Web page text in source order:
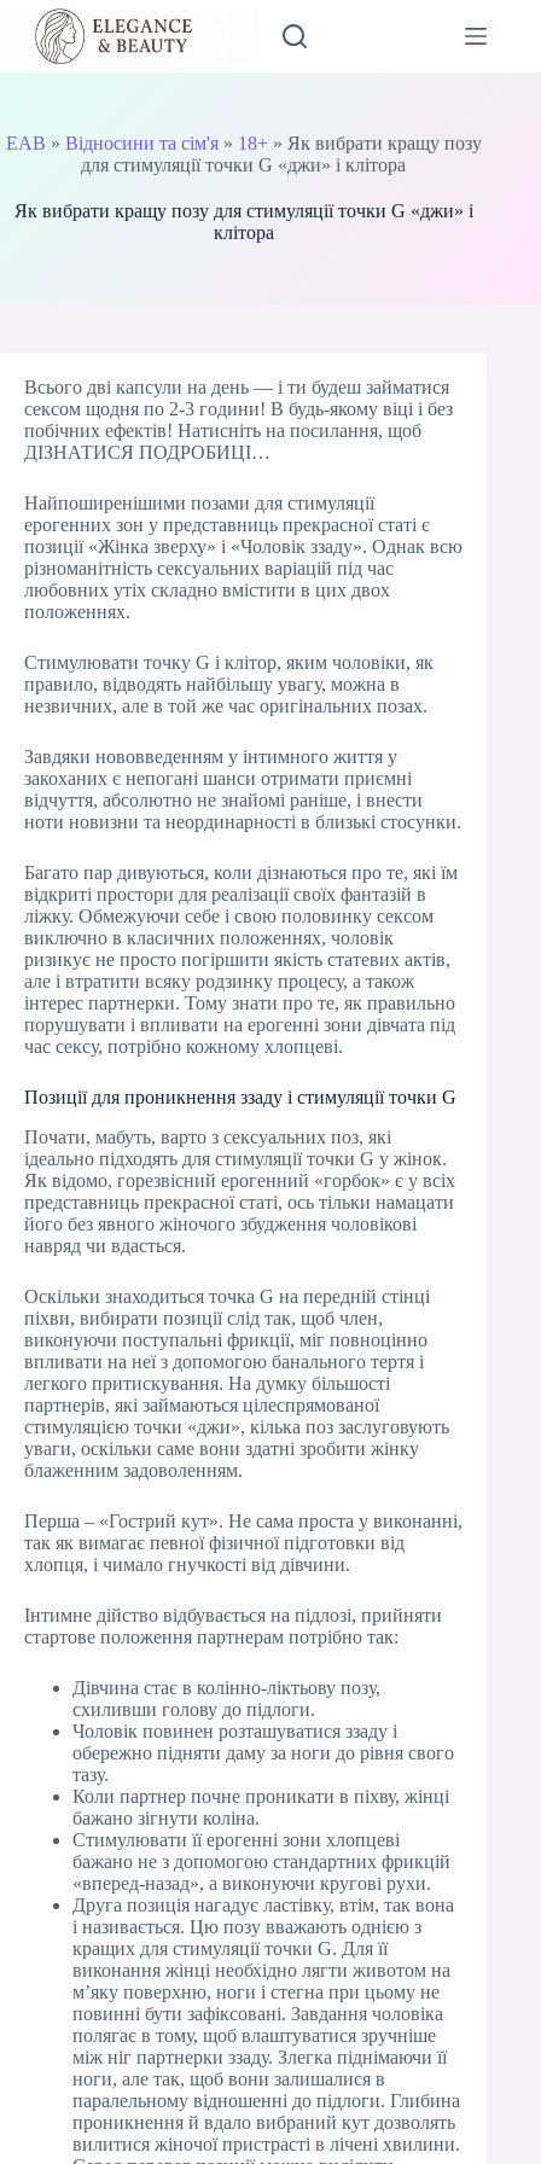
Перейти
вмісту
EAB » Відносини та сім'я» 18+» Як вибрати кращу позу
для стимуляції точки G «джи» і клітора
Як вибрати кращу позу для стимуляції точки G «джи» і
клітора
Всього дві капсули на день — і ти будеш займатися
сексом щодня по 2-3 години! В будь-якому віці і без
побічних ефектів! Натисніть на посилання, щоб
ДІЗНАТИСЯ ПОДРОБИЦІ…
Найпоширенішими позами для стимуляції
ерогенних зон у представниць прекрасної статі є
позиції «Жінка зверху» і «Чоловік ззаду». Однак всю
різноманітність сексуальних варіацій під час
любовних утіх складно вмістити в цих двох
положеннях.
Стимулювати точку G і клітор, яким чоловіки, як
правило, відводять найбільшу увагу, можна в
незвичних, але в той же час оригінальних позах.
Завдяки нововведенням у інтимного життя у
закоханих є непогані шанси отримати приємні
відчуття, абсолютно не знайомі раніше, і внести
ноти новизни та неординарності в близькі стосунки.
Багато пар дивуються, коли дізнаються про те, які їм
відкриті простори для реалізації своїх фантазій в
ліжку. Обмежуючи себе і свою половинку сексом
виключно в класичних положеннях, чоловік
ризикує не просто погіршити якість статевих актів,
але і втратити всяку родзинку процесу, а також
інтерес партнерки. Тому знати про те, як правильно
порушувати і впливати на ерогенні зони дівчата під
час сексу, потрібно кожному хлопцеві.
Позиції для проникнення ззаду і стимуляції точки G
Почати, мабуть, варто з сексуальних поз, які
ідеально підходять для стимуляції точки G у жінок.
Як відомо, горезвісний ерогенний «горбок» є у всіх
представниць прекрасної статі, ось тільки намацати
його без явного жіночого збудження чоловікові
навряд чи вдасться.
Оскільки знаходиться точка G на передній стінці
піхви, вибирати позиції слід так, щоб член,
виконуючи поступальні фрикції, міг повноцінно
впливати на неї з допомогою банального тертя і
легкого притискування. На думку більшості
партнерів, які займаються цілеспрямованої
стимуляцією точки «джи», кілька поз заслуговують
уваги, оскільки саме вони здатні зробити жінку
блаженним задоволенням.
Перша – «Гострий кут». Не сама проста у виконанні,
так як вимагає певної фізичної підготовки від
хлопця, і чимало гнучкості від дівчини.
Інтимне дійство відбувається на підлозі, прийняти
стартове положення партнерам потрібно так:
Дівчина стає в колінно-ліктьову позу,
схиливши голову до підлоги.
Чоловік повинен розташуватися ззаду і
обережно підняти даму за ноги до рівня свого
тазу.
Коли партнер почне проникати в піхву, жінці
бажано зігнути коліна.
Стимулювати її ерогенні зони хлопцеві
бажано не з допомогою стандартних фрикцій
«вперед-назад», а виконуючи кругові рухи.
Друга позиція нагадує ластівку, втім, так вона
і називається. Цю позу вважають однією з
кращих для стимуляції точки G. Для її
виконання жінці необхідно лягти животом на
м’яку поверхню, ноги і стегна при цьому не
повинні бути зафіксовані. Завдання чоловіка
полягає в тому, щоб влаштуватися зручніше
між ніг партнерки ззаду. Злегка піднімаючи її
ноги, але так, щоб вони залишалися в
паралельному відношенні до підлоги. Глибина
проникнення й вдало вибраний кут дозволять
вилитися жіночої пристрасті в лічені хвилини.